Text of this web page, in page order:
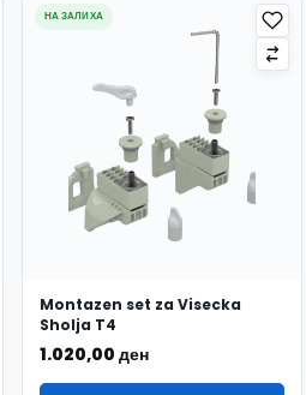
НА ЗАЛИХА
Montazen set za Visecka
Sholja T4
1.020,00 ден